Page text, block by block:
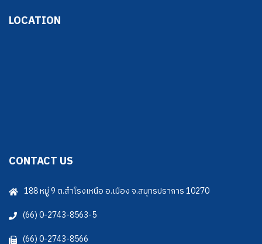
LOCATION
CONTACT US
188 หมู่ 9 ต.สำโรงเหนือ อ.เมือง จ.สมุทรปราการ 10270
(66) 0-2743-8563-5
(66) 0-2743-8566